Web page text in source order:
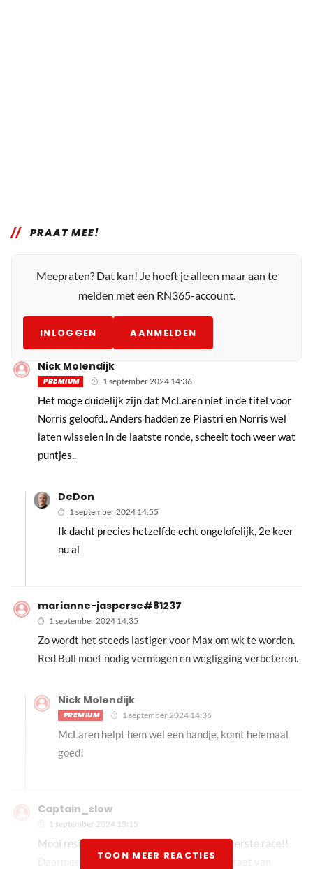
PRAAT MEE!
Meepraten? Dat kan! Je hoeft je alleen maar aan te
melden met een RN365-account.
INLOGGEN AANMELDEN
marianne-jasperse#81237
1 september 2024 14:35
Zo wordt het steeds lastiger voor Max om wk te worden.
Red Bull moet nodig vermogen en wegligging verbeteren.
Nick Molendijk
PREMIUM 1 september 2024 14:36
McLaren helpt hem wel een handje, komt helemaal
goed!
Nick Molendijk
PREMIUM 1 september 2024 14:36
Het moge duidelijk zijn dat McLaren niet in de titel voor
Norris geloofd.. Anders hadden ze Piastri en Norris wel
laten wisselen in de laatste ronde, scheelt toch weer wat
puntjes..
DeDon
1 september 2024 14:55
Ik dacht precies hetzelfde echt ongelofelijk, 2e keer
nu al
Captain_slow
1 september 2024 15:15
Mooi resultaat voor Colapinto. 12e in zijn eerste race!!
Daarmee evenaart hij bijna het beste resultaat van
TOON MEER REACTIES